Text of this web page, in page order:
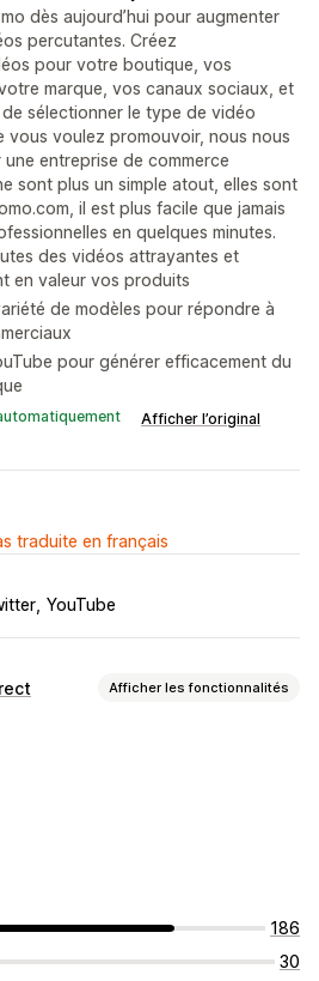
dès aujourd’hui pour augmenter
percutantes. Créez
pour votre boutique, vos
marque, vos canaux sociaux, et
sélectionner le type de vidéo
vous voulez promouvoir, nous nous
entreprise de commerce
sont plus un simple atout, elles sont
il est plus facile que jamais
en quelques minutes.
des vidéos attrayantes et
en valeur vos produits
de modèles pour répondre à
pour générer efficacement du
Afficher l’original
traduite en français
YouTube
Afficher les fonctionnalités
186
30